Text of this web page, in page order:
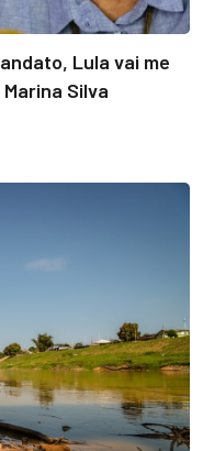
Lula vai me
Silva